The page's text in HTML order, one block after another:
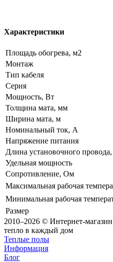
Характеристики
Площадь обогрева, м2
Монтаж
Тип кабеля
Серия
Мощность, Вт
Толщина мата, мм
Ширина мата, м
Номинальный ток, А
Напряжение питания
Длина установочного
Удельная мощность
Сопротивление, Ом
Максимальная рабочая
Минимальная рабочая
Размер
2010–2026 © Интернет-
тепло в каждый дом
Теплые полы
Информация
Блог